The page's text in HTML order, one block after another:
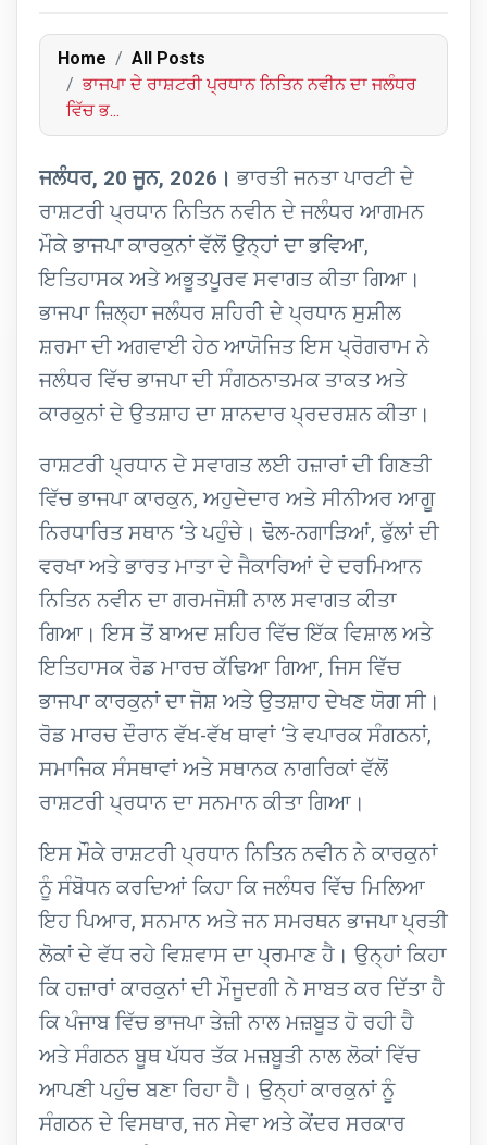
Home
All Posts
ਭਾਜਪਾ ਦੇ ਰਾਸ਼ਟਰੀ ਪ੍ਰਧਾਨ ਨਿਤਿਨ ਨਵੀਨ ਦਾ ਜਲੰਧਰ
ਵਿੱਚ ਭ...
ਜਲੰਧਰ, 20 ਜੂਨ, 2026। ਭਾਰਤੀ ਜਨਤਾ ਪਾਰਟੀ ਦੇ
ਰਾਸ਼ਟਰੀ ਪ੍ਰਧਾਨ ਨਿਤਿਨ ਨਵੀਨ ਦੇ ਜਲੰਧਰ ਆਗਮਨ
ਮੌਕੇ ਭਾਜਪਾ ਕਾਰਕੁਨਾਂ ਵੱਲੋਂ ਉਨ੍ਹਾਂ ਦਾ ਭਵਿਆ,
ਇਤਿਹਾਸਕ ਅਤੇ ਅਭੂਤਪੂਰਵ ਸਵਾਗਤ ਕੀਤਾ ਗਿਆ।
ਭਾਜਪਾ ਜ਼ਿਲ੍ਹਾ ਜਲੰਧਰ ਸ਼ਹਿਰੀ ਦੇ ਪ੍ਰਧਾਨ ਸੁਸ਼ੀਲ
ਸ਼ਰਮਾ ਦੀ ਅਗਵਾਈ ਹੇਠ ਆਯੋਜਿਤ ਇਸ ਪ੍ਰੋਗਰਾਮ ਨੇ
ਜਲੰਧਰ ਵਿੱਚ ਭਾਜਪਾ ਦੀ ਸੰਗਠਨਾਤਮਕ ਤਾਕਤ ਅਤੇ
ਕਾਰਕੁਨਾਂ ਦੇ ਉਤਸ਼ਾਹ ਦਾ ਸ਼ਾਨਦਾਰ ਪ੍ਰਦਰਸ਼ਨ ਕੀਤਾ।
ਰਾਸ਼ਟਰੀ ਪ੍ਰਧਾਨ ਦੇ ਸਵਾਗਤ ਲਈ ਹਜ਼ਾਰਾਂ ਦੀ ਗਿਣਤੀ
ਵਿੱਚ ਭਾਜਪਾ ਕਾਰਕੁਨ, ਅਹੁਦੇਦਾਰ ਅਤੇ ਸੀਨੀਅਰ ਆਗੂ
ਨਿਰਧਾਰਿਤ ਸਥਾਨ ‘ਤੇ ਪਹੁੰਚੇ। ਢੋਲ-ਨਗਾੜਿਆਂ, ਫੁੱਲਾਂ ਦੀ
ਵਰਖਾ ਅਤੇ ਭਾਰਤ ਮਾਤਾ ਦੇ ਜੈਕਾਰਿਆਂ ਦੇ ਦਰਮਿਆਨ
ਨਿਤਿਨ ਨਵੀਨ ਦਾ ਗਰਮਜੋਸ਼ੀ ਨਾਲ ਸਵਾਗਤ ਕੀਤਾ
ਗਿਆ। ਇਸ ਤੋਂ ਬਾਅਦ ਸ਼ਹਿਰ ਵਿੱਚ ਇੱਕ ਵਿਸ਼ਾਲ ਅਤੇ
ਇਤਿਹਾਸਕ ਰੋਡ ਮਾਰਚ ਕੱਢਿਆ ਗਿਆ, ਜਿਸ ਵਿੱਚ
ਭਾਜਪਾ ਕਾਰਕੁਨਾਂ ਦਾ ਜੋਸ਼ ਅਤੇ ਉਤਸ਼ਾਹ ਦੇਖਣ ਯੋਗ ਸੀ।
ਰੋਡ ਮਾਰਚ ਦੌਰਾਨ ਵੱਖ-ਵੱਖ ਥਾਵਾਂ ‘ਤੇ ਵਪਾਰਕ ਸੰਗਠਨਾਂ,
ਸਮਾਜਿਕ ਸੰਸਥਾਵਾਂ ਅਤੇ ਸਥਾਨਕ ਨਾਗਰਿਕਾਂ ਵੱਲੋਂ
ਰਾਸ਼ਟਰੀ ਪ੍ਰਧਾਨ ਦਾ ਸਨਮਾਨ ਕੀਤਾ ਗਿਆ।
ਇਸ ਮੌਕੇ ਰਾਸ਼ਟਰੀ ਪ੍ਰਧਾਨ ਨਿਤਿਨ ਨਵੀਨ ਨੇ ਕਾਰਕੁਨਾਂ
ਨੂੰ ਸੰਬੋਧਨ ਕਰਦਿਆਂ ਕਿਹਾ ਕਿ ਜਲੰਧਰ ਵਿੱਚ ਮਿਲਿਆ
ਇਹ ਪਿਆਰ, ਸਨਮਾਨ ਅਤੇ ਜਨ ਸਮਰਥਨ ਭਾਜਪਾ ਪ੍ਰਤੀ
ਲੋਕਾਂ ਦੇ ਵੱਧ ਰਹੇ ਵਿਸ਼ਵਾਸ ਦਾ ਪ੍ਰਮਾਣ ਹੈ। ਉਨ੍ਹਾਂ ਕਿਹਾ
ਕਿ ਹਜ਼ਾਰਾਂ ਕਾਰਕੁਨਾਂ ਦੀ ਮੌਜੂਦਗੀ ਨੇ ਸਾਬਤ ਕਰ ਦਿੱਤਾ ਹੈ
ਕਿ ਪੰਜਾਬ ਵਿੱਚ ਭਾਜਪਾ ਤੇਜ਼ੀ ਨਾਲ ਮਜ਼ਬੂਤ ਹੋ ਰਹੀ ਹੈ
ਅਤੇ ਸੰਗਠਨ ਬੂਥ ਪੱਧਰ ਤੱਕ ਮਜ਼ਬੂਤੀ ਨਾਲ ਲੋਕਾਂ ਵਿੱਚ
ਆਪਣੀ ਪਹੁੰਚ ਬਣਾ ਰਿਹਾ ਹੈ। ਉਨ੍ਹਾਂ ਕਾਰਕੁਨਾਂ ਨੂੰ
ਸੰਗਠਨ ਦੇ ਵਿਸਥਾਰ, ਜਨ ਸੇਵਾ ਅਤੇ ਕੇਂਦਰ ਸਰਕਾਰ